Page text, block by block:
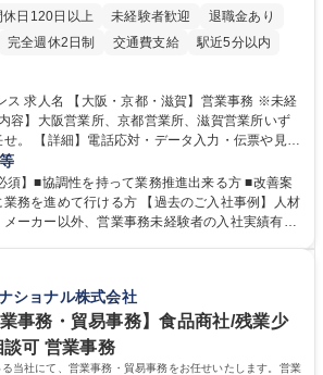
休日120日以上 未経験者歓迎
退職金あり
完全週休2日制 交通費支給
駅近5分以内
務 ※未経
。 【詳細】電話応対・データ入力・伝票や見積
客対応・営業所内で発生する事務業務や業務改
とが可能です。業務システムがきちんと構築さ
仕事に慣れることができる環境です。また、
滋賀】営業事務 ※未経験可
須】■協調性を持って業務推進出来る方 ■改善案
務を進めて行ける方 【過去のご入社事例】人材
ーカー以外、営業事務未経験者の入社実績有
に合わせ、能動的なサポート、改善の動きも期
シャリストとして、チームに貢献し、結果的に
ることができます。平均19:30の退勤以降の業
おり、メリハリのある働き方となります。 学
学 高専 短大 語学力： 資格：
ショナル株式会社
事務・貿易事務】食品商社/残業少
可 営業事務
当社にて、営業事務・貿易事務をお任せいたします。営業